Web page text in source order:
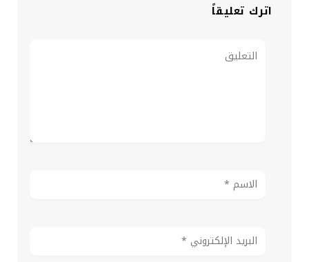
اترك تعليقاً